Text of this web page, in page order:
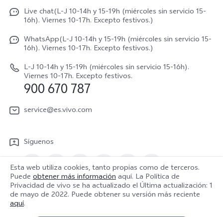
V70 5G
V70 FE
V70 Lite 5G
Y31 5G
Autenticación de IMEI
Gestión de reparaciones
Manual de usuario
Actualización de sistema
Actualizar registro
Instrucciones de Garantía
Netiqueta vivo
Avisos legales
Acerca de nosotros
Sostenibilidad
Centro de privacidad de vivo
Live chat(L-J 10-14h y 15-19h (miércoles sin servicio 15-
16h). Viernes 10-17h. Excepto festivos.)
WhatsApp(L-J 10-14h y 15-19h (miércoles sin servicio 15-
16h). Viernes 10-17h. Excepto festivos.)
L-J 10-14h y 15-19h (miércoles sin servicio 15-16h).
Viernes 10-17h. Excepto festivos.
900 670 787
service@es.vivo.com
Síguenos
España | Seleccione país/región
Esta web utiliza cookies, tanto propias como de terceros.
Puede obtener más informaciónaquí. La Política de
Privacidad de vivo se ha actualizado el Última actualización: 1
de mayo de 2022. Puede obtener su versión más reciente
aquí.